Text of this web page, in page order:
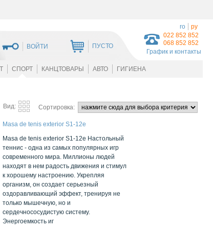
022 852 852
068 852 852
График и контакты
ВОЙТИ ПУСТО
ro ру
СПОРТ КАНЦТОВАРЫ АВТО ГИГИЕНА
Вид: Сортировка:
Masa de tenis exterior S1-12e
Masa de tenis exterior S1-12e Настольный
теннис - одна из самых популярных игр
современного мира. Миллионы людей
находят в нем радость движения и стимул
к хорошему настроению. Укрепляя
организм, он создает серьезный
оздоравливающий эффект, тренируя не
только мышечную, но и
сердечнососудистую систему.
Энергоемкость иг